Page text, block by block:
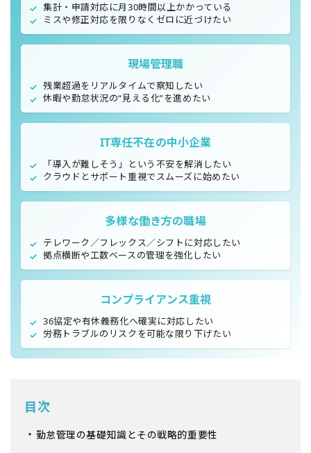
✓ 集計・申請対応に月30時間以上かかっている
✓
ミスや修正対応を限りなくゼロに近づけたい
現場管理職
✓ 残業超過をリアルタイムで察知したい
✓ 休暇や勤怠状況の“見える化”を進めたい
IT専任不在の中小企業
✓
「導入が難しそう」という不安を解消したい
✓ クラウドとサポート重視でスムーズに始めたい
多様な働き方の職場
✓ テレワーク／フレックス／シフトに対応したい
✓ 拠点横断や工数ベースの管理を強化したい
コンプライアンス重視
✓ 36協定や有休義務化へ確実に対応したい
✓ 労務トラブルのリスクを可能な限り下げたい
目次
勤怠管理の基礎知識とその戦略的重要性